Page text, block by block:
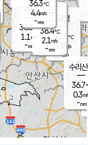
광명
37.5 ℃
1.9 m/s
-mm
부천
36.3℃
1.1 m/s
-mm
구로
38.4℃
2.1 m/s
-mm
수리
36.7
0.3
-mm
36.3℃
4.4m/s
-mm